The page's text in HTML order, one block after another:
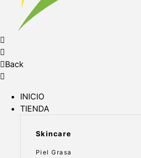
Back
INICIO
TIENDA
Skincare
Piel Grasa